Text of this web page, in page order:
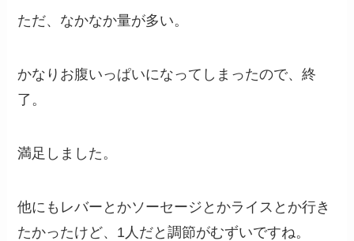
ただ、なかなか量が多い。
かなりお腹いっぱいになってしまったので、終
了。
満足しました。
他にもレバーとかソーセージとかライスとか行き
たかったけど、1人だと調節がむずいですね。